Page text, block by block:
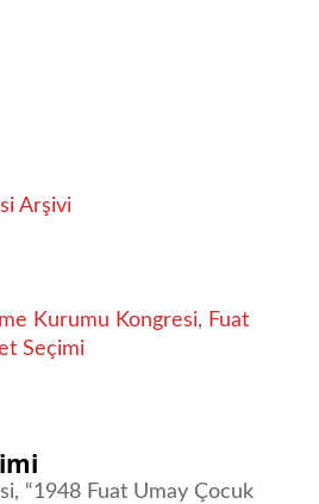
Arşivi
Kurumu Kongresi, Fuat
Seçimi
“1948 Fuat Umay Çocuk